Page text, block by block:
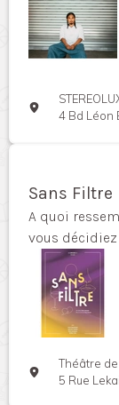
4 Bd Léon
Sans Filtre
A quoi
vous décidiez
Théâtre
5 Rue